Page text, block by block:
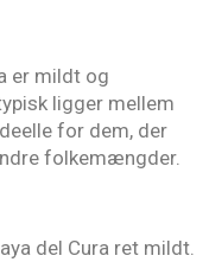
er mildt og
ligger mellem
for dem, der
folkemængder.
del Cura ret mildt.